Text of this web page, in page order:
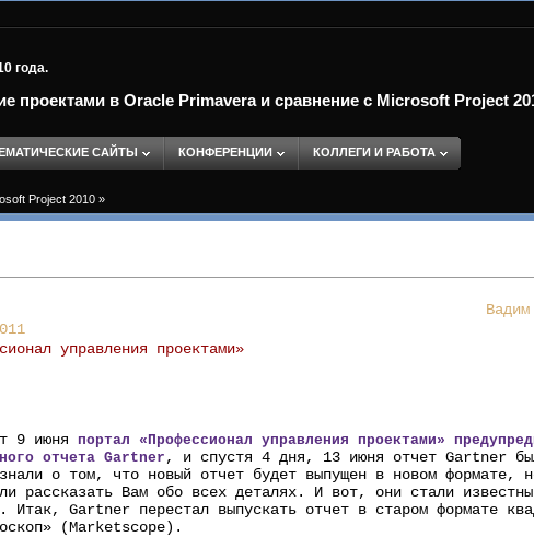
года.
проектами в Oracle Primavera и сравнение с Microsoft Project
САЙТЫ КОНФЕРЕНЦИИ КОЛЛЕГИ И РАБОТА
Project 2010 »
управления проектами»
9 июня портал «Профессионал управления проектами»
отчета Gartner , и спустя 4 дня, 13 июня отчет Gartner
о том, что новый отчет будет выпущен в новом формате,
рассказать Вам обо всех деталях. И вот, они стали
Итак, Gartner перестал выпускать отчет в старом формате
(Marketscope).